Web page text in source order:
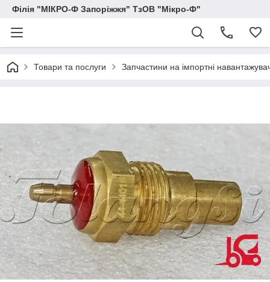
Філія "МІКРО-Ф Запоріжжя" ТзОВ "Мікро-Ф"
Товари та послуги Запчастини на імпортні